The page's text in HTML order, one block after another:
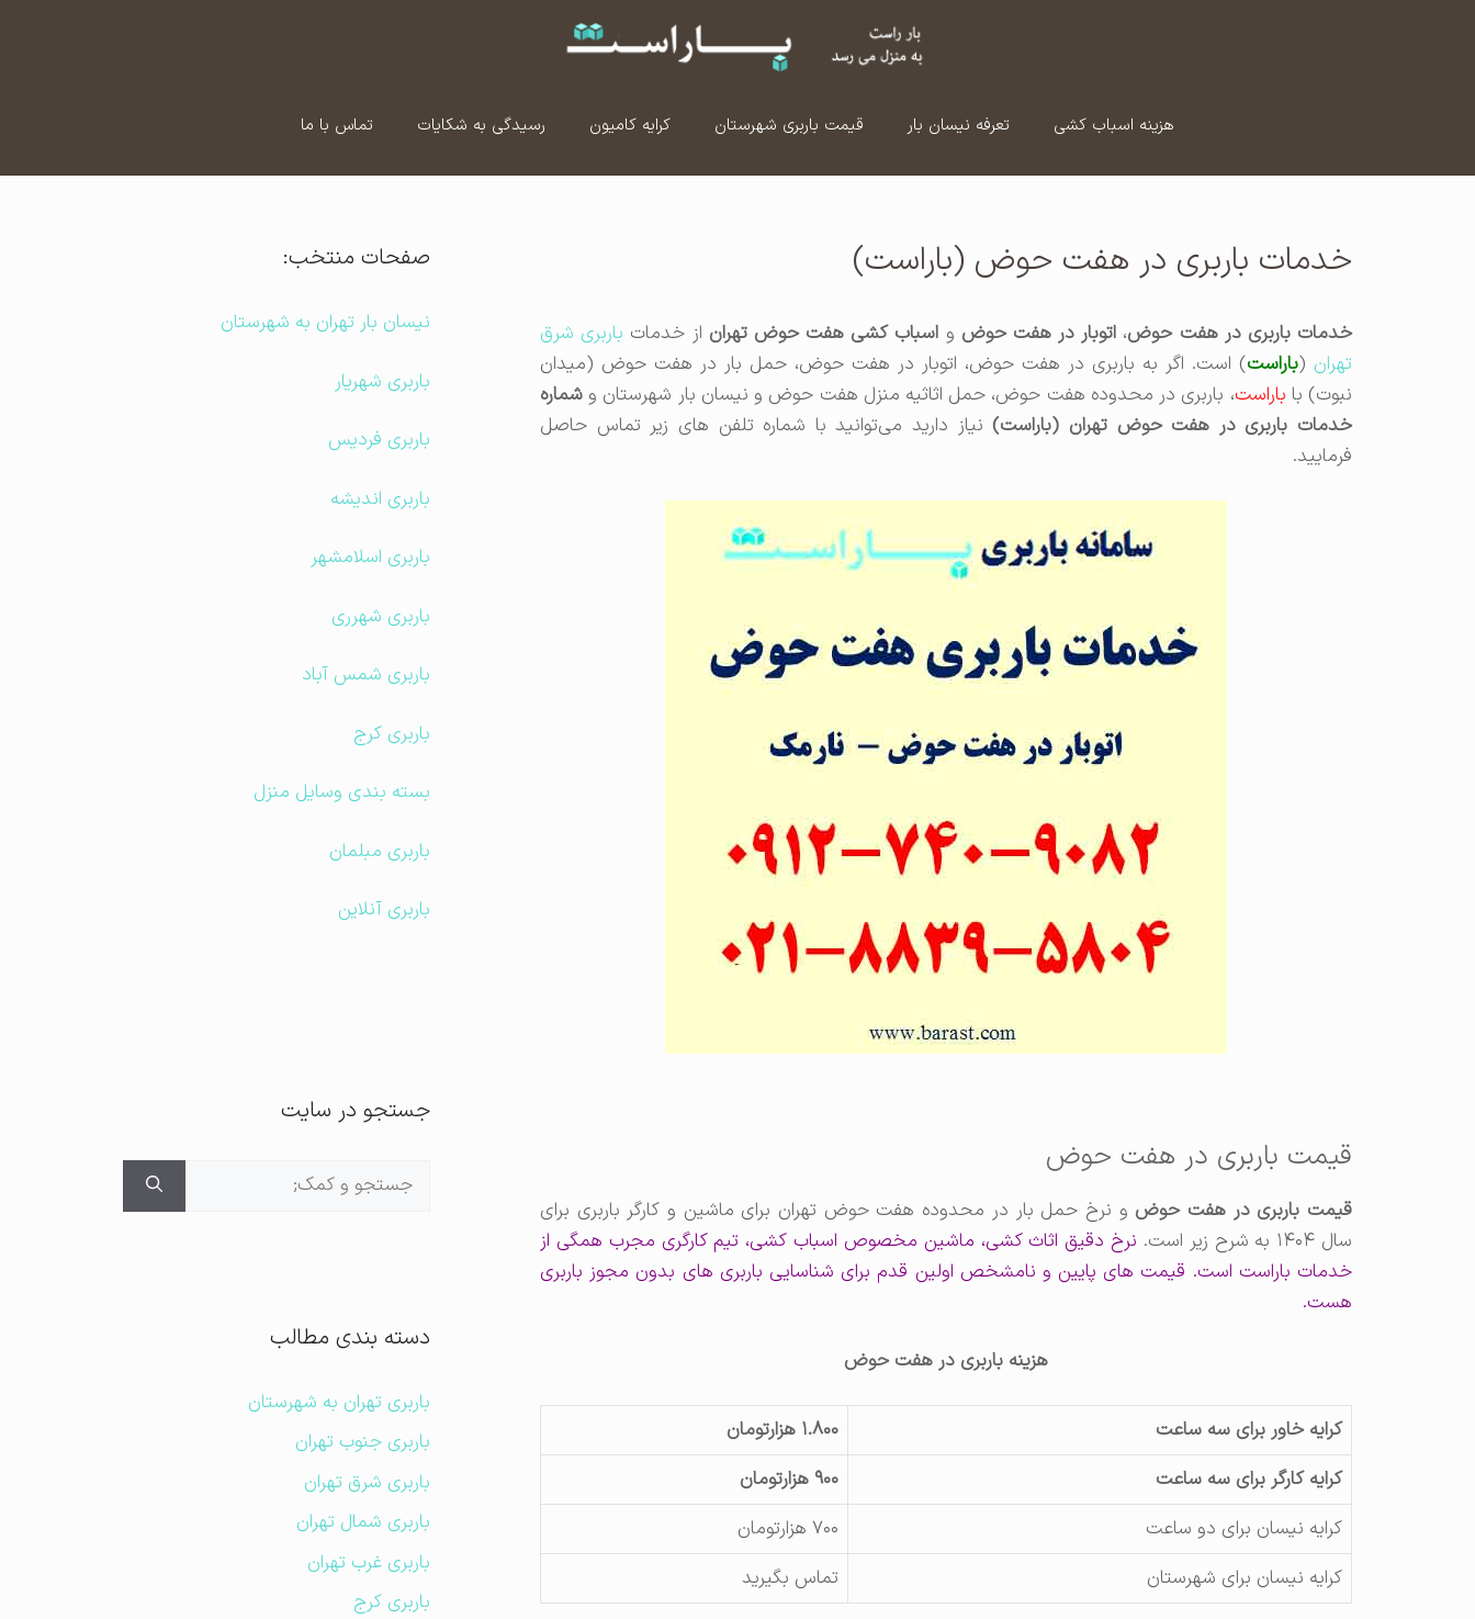
هزینه اسباب کشی تعرفه نیسان بار قیمت باربری شهرستان کرایه کامیون رسیدگی به شکایات تماس با ما
خدمات باربری در هفت حوض (باراست)
خدمات باربری در هفت حوض، اتوبار در هفت حوض و اسباب کشی هفت حوض تهران از خدمات باربری شرق
تهران (باراست) است. اگر به باربری در هفت حوض، اتوبار در هفت حوض، حمل بار در هفت حوض (میدان
نبوت) با باراست، باربری در محدوده هفت حوض، حمل اثاثیه منزل هفت حوض و نیسان بار شهرستان وشماره
خدمات باربری در هفت حوض تهران (باراست)نیاز دارید می‌توانید با شماره تلفن های زیر تماس حاصل
فرمایید.
قیمت باربری در هفت حوض
قیمت باربری در هفت حوض و نرخ حمل بار در محدوده هفت حوض تهران برای ماشین و کارگر باربری برای
سال ۱۴۰۴ به شرح زیر است.
نرخ دقیق اثاث کشی، ماشین مخصوص اسباب کشی، تیم کارگری مجرب همگی از
خدمات باراست است. قیمت های پایین و نامشخص اولین قدم برای شناسایی باربری های بدون مجوز باربری
هست.
هزینه باربری در هفت حوض
کرایه خاور برای سه ساعت
۱.۸۰۰ هزارتومان
کرایه کارگر برای سه ساعت
۹۰۰ هزارتومان
کرایه نیسان برای دو ساعت
۷۰۰ هزارتومان
کرایه نیسان برای شهرستان
تماس بگیرید
صفحات منتخب:
نیسان بار تهران به شهرستان
باربری شهریار
باربری فردیس
باربری اندیشه
باربری اسلامشهر
باربری شهرری
باربری شمس آباد
باربری کرج
بسته بندی وسایل منزل
باربری مبلمان
باربری آنلاین
جستجو در سایت
جستجوی
دسته بندی مطالب
باربری تهران به شهرستان
باربری جنوب تهران
باربری شرق تهران
باربری شمال تهران
باربری غرب تهران
باربری کرج